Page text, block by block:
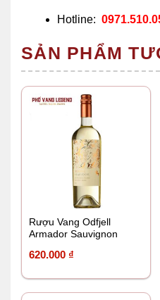
Hotline:
SẢN PHẨM
Rượu Vang Odfjell
Armador Sauvignon
620.000 ₫